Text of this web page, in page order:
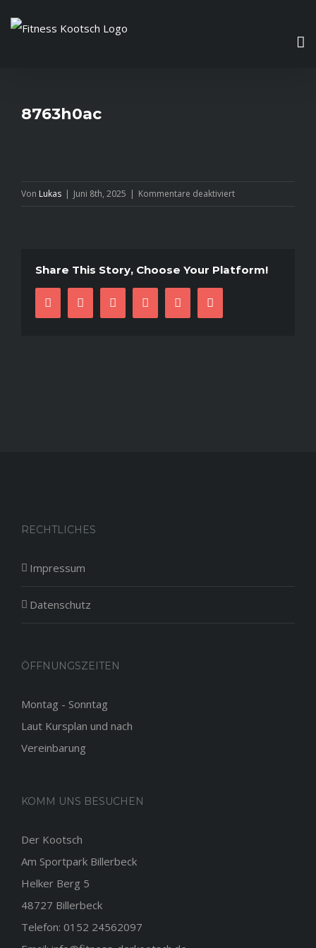
Inhalt
8763h0ac
Von Lukas | Juni 8th, 2025 | Kommentare deaktiviertfür
8763h0ac
Share This Story, Choose Your Platform!
facebooktwitter linkedin reddit pinterest
Mail
RECHTLICHES
Impressum
Datenschutz
ÖFFNUNGSZEITEN
Montag - Sonntag
Laut Kursplan und nach
Vereinbarung
KOMM UNS BESUCHEN
Der Kootsch
Am Sportpark Billerbeck
Helker Berg 5
48727 Billerbeck
Telefon: 0152 24562097